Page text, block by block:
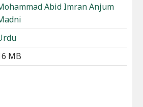
Abid Imran Anjum
MB